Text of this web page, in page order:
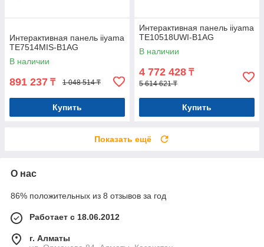
Интерактивная панель iiyama
TE7514MIS-B1AG
В наличии
891 237 ₸ 1 048 514 ₸
Купить
Интерактивная панель iiyama
TE10518UWI-B1AG
В наличии
4 772 428 ₸
5 614 621 ₸
Купить
Показать ещё
О нас
86% положительных из 8 отзывов за год
Работает с 18.06.2012
г. Алматы